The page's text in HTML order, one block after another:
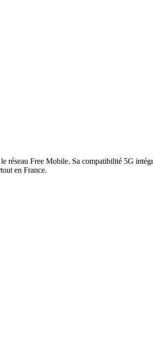
Free Mobile. Sa compatibilité 5G
en France.